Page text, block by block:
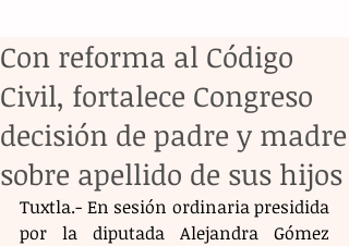
Con reforma al Código
Civil, fortalece Congreso
decisión de padre y madre
sobre apellido de sus hijos
Tuxtla.- En sesión ordinaria presidida
por la diputada Alejandra Gómez